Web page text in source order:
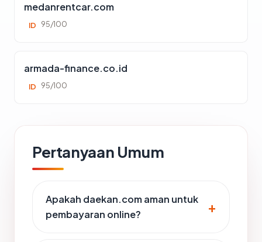
medanrentcar.com
ID 95/100
armada-finance.co.id
ID 95/100
Pertanyaan Umum
Apakah daekan.com aman untuk
pembayaran online?